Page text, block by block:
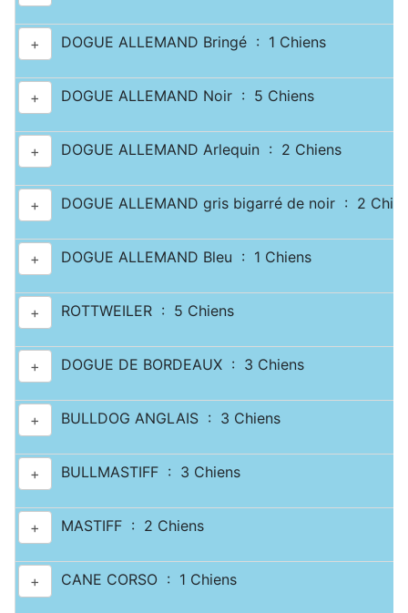
+ DOGUE ALLEMAND Bringé : 1 Chiens
+ DOGUE ALLEMAND Noir : 5 Chiens
+ DOGUE ALLEMAND Arlequin : 2 Chiens
+ DOGUE ALLEMAND gris bigarré de noir : 2
+ DOGUE ALLEMAND Bleu : 1 Chiens
+ ROTTWEILER : 5 Chiens
+ DOGUE DE BORDEAUX : 3 Chiens
+ BULLDOG ANGLAIS : 3 Chiens
+ BULLMASTIFF : 3 Chiens
+ MASTIFF : 2 Chiens
+ CANE CORSO : 1 Chiens